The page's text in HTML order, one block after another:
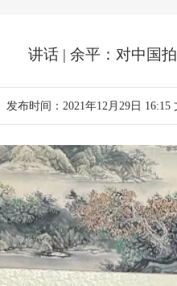
讲话 | 余平：对中国
发布时间：2021年12月29日 16:15